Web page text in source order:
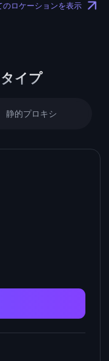
のロケーションを表示
イプ
静的プロキシ